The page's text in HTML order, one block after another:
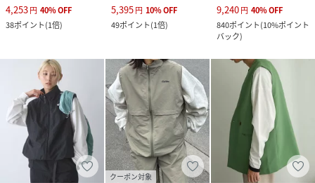
4,253円 40%OFF
38ポイント(1倍)
5,395円 10%OFF
49ポイント(1倍)
9,240円 40%OFF
840ポイント(10%ポイント
バック)
クーポン対象